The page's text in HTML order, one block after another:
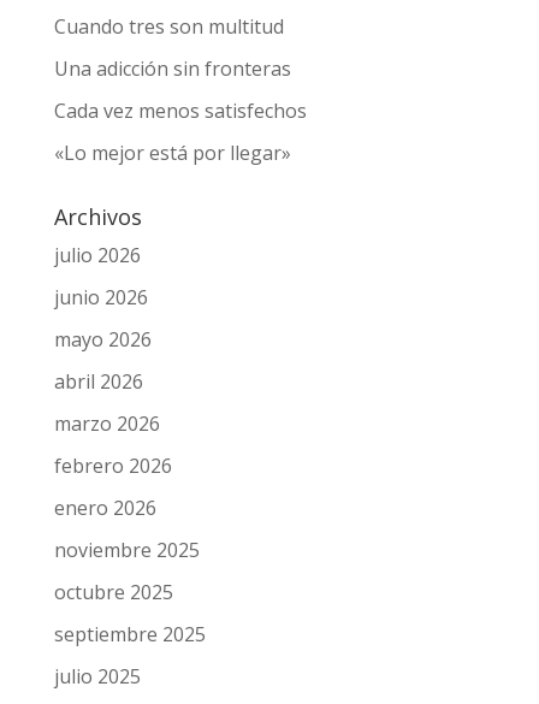
Cuando tres son multitud
Una adicción sin fronteras
Cada vez menos satisfechos
«Lo mejor está por llegar»
Archivos
julio 2026
junio 2026
mayo 2026
abril 2026
marzo 2026
febrero 2026
enero 2026
noviembre 2025
octubre 2025
septiembre 2025
julio 2025